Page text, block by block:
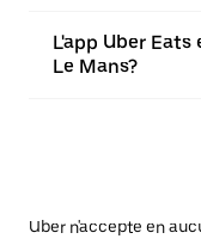
L'app Uber
Le Mans?
Uber n'accepte en